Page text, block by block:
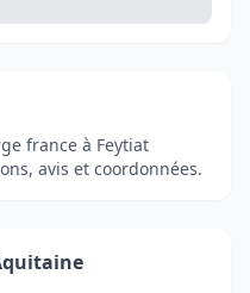
france à Feytiat
avis et coordonnées.